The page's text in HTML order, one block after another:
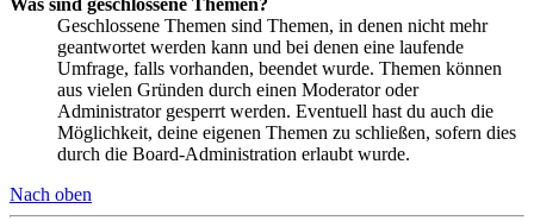
Geschlossene Themen sind Themen, in denen nicht mehr
geantwortet werden kann und bei denen eine laufende
Umfrage, falls vorhanden, beendet wurde. Themen können
aus vielen Gründen durch einen Moderator oder
Administrator gesperrt werden. Eventuell hast du auch die
Möglichkeit, deine eigenen Themen zu schließen, sofern dies
durch die Board-Administration erlaubt wurde.
Nach oben